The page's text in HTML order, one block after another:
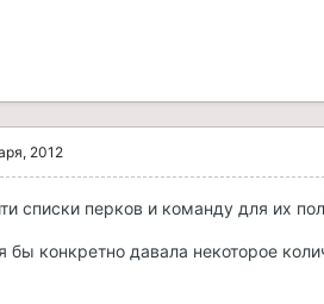
2012
списки перков и команду для их
бы конкретно давала некоторое